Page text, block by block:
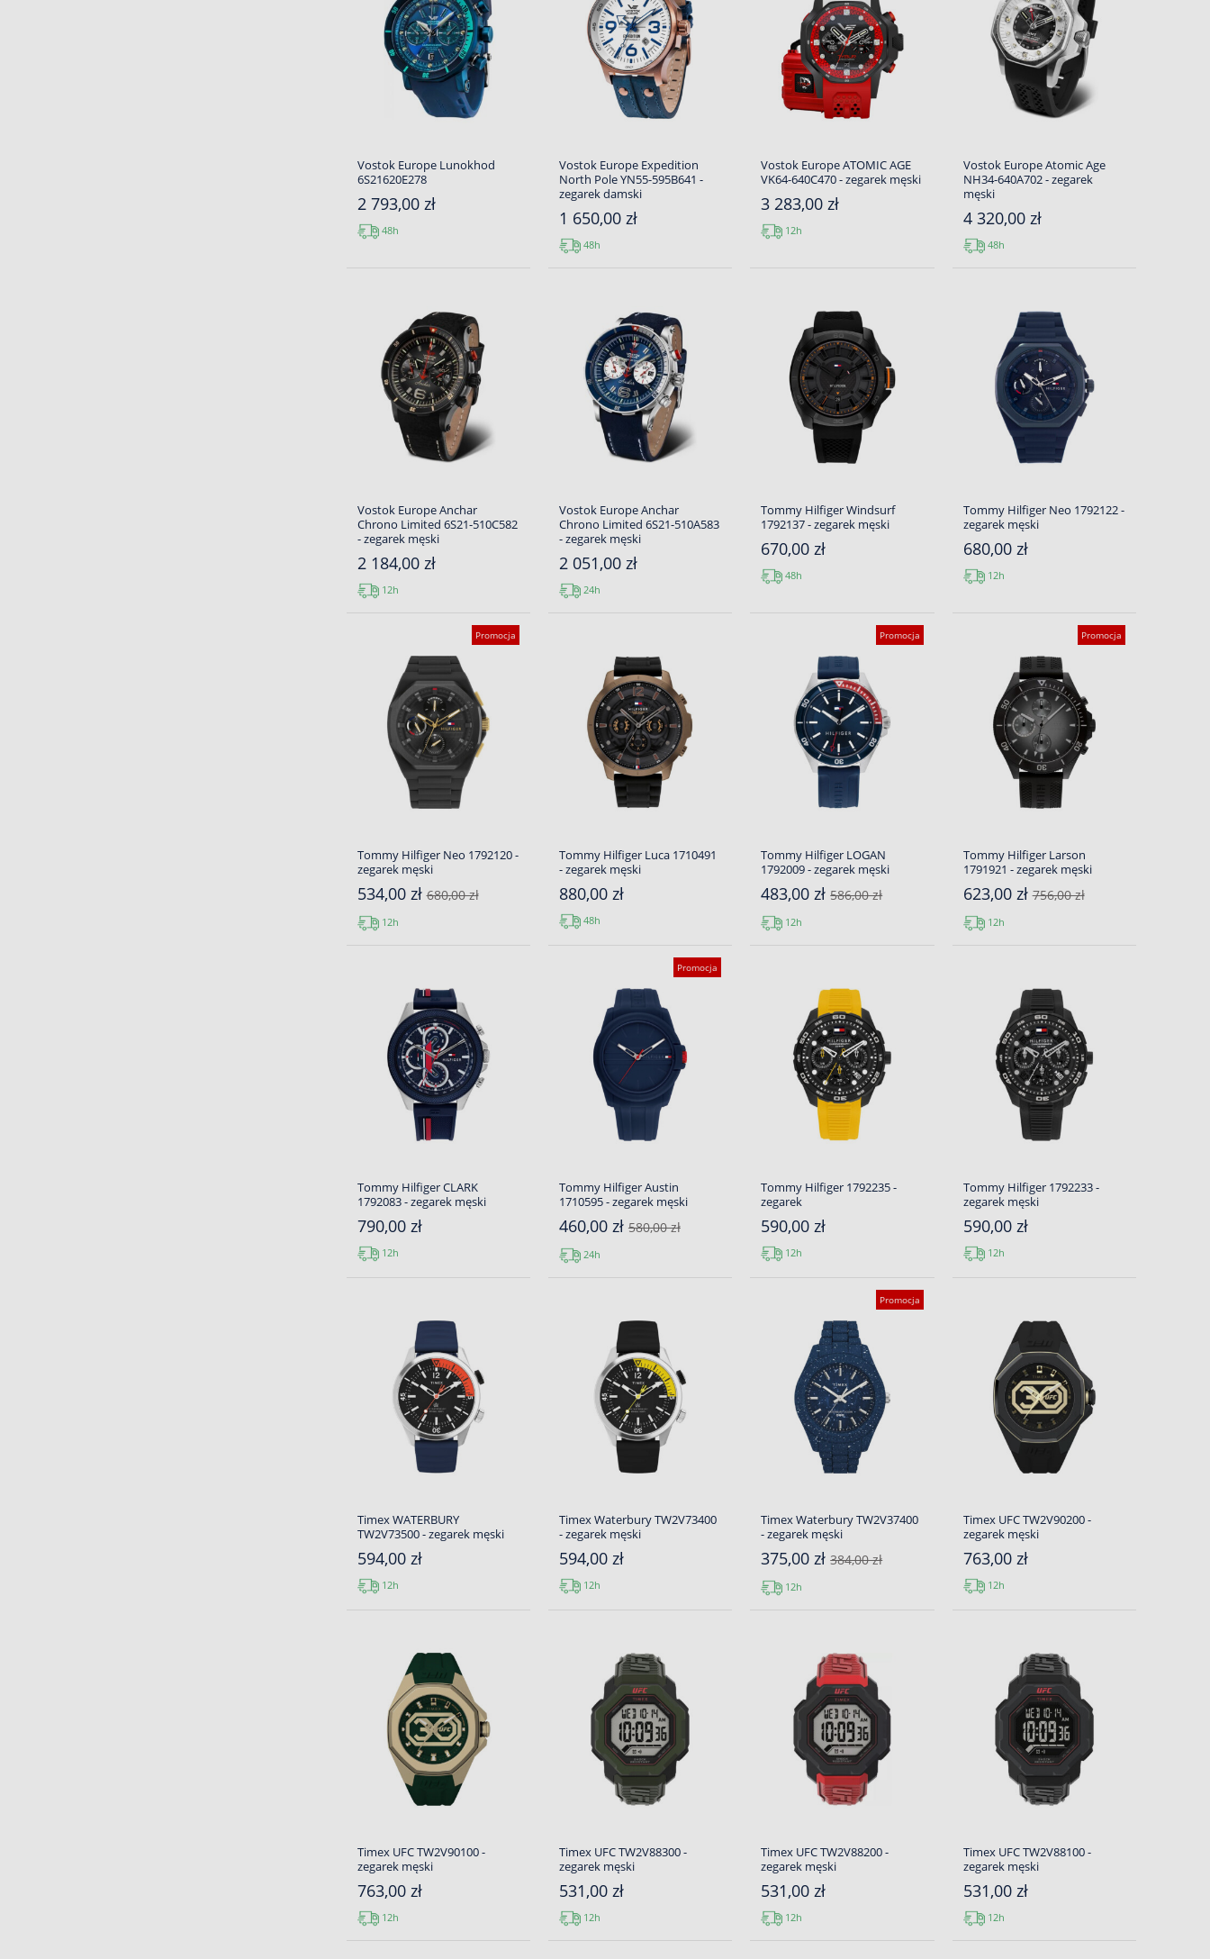
Vostok Europe Lunokhod
6S21620E278
2 793,00 zł
48h
Vostok Europe Expedition
North Pole YN55-595B641 -
zegarek damski
1 650,00 zł
48h
Vostok Europe ATOMIC AGE
VK64-640C470 - zegarek męski
3 283,00 zł
12h
Vostok Europe Atomic Age
NH34-640A702 - zegarek
męski
4 320,00 zł
48h
Vostok Europe Anchar
Chrono Limited 6S21-510C582
- zegarek męski
2 184,00 zł
12h
Vostok Europe Anchar
Chrono Limited 6S21-510A583
- zegarek męski
2 051,00 zł
24h
Tommy Hilfiger Windsurf
1792137 - zegarek męski
670,00 zł
48h
Tommy Hilfiger Neo 1792122 -
zegarek męski
680,00 zł
12h
Promocja
Tommy Hilfiger Neo 1792120 -
zegarek męski
534,00 zł680,00 zł
12h
Tommy Hilfiger Luca 1710491
- zegarek męski
880,00 zł
48h
Promocja
Tommy Hilfiger LOGAN
1792009 - zegarek męski
483,00 zł586,00 zł
12h
Promocja
Tommy Hilfiger Larson
1791921 - zegarek męski
623,00 zł756,00 zł
12h
Tommy Hilfiger CLARK
1792083 - zegarek męski
790,00 zł
12h
Promocja
Tommy Hilfiger Austin
1710595 - zegarek męski
460,00 zł 580,00 zł
24h
Tommy Hilfiger 1792235 -
zegarek
590,00 zł
12h
Tommy Hilfiger 1792233 -
zegarek męski
590,00 zł
12h
Timex WATERBURY
TW2V73500 - zegarek męski
594,00 zł
12h
Timex Waterbury TW2V73400
- zegarek męski
594,00 zł
12h
Promocja
Timex Waterbury TW2V37400
- zegarek męski
375,00 zł384,00 zł
12h
Timex UFC TW2V90200 -
zegarek męski
763,00 zł
12h
Timex UFC TW2V90100 -
zegarek męski
763,00 zł
12h
Timex UFC TW2V88300 -
zegarek męski
531,00 zł
12h
Timex UFC TW2V88200 -
zegarek męski
531,00 zł
12h
Timex UFC TW2V88100 -
zegarek męski
531,00 zł
12h